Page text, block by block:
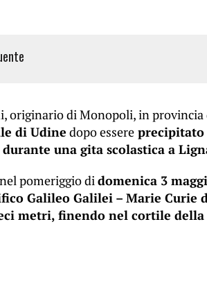
originario di Monopoli, in provincia
di Udine dopo essere precipitato
durante una gita scolastica a
pomeriggio didomenica 3
Galileo Galilei – Marie Curie
metri, finendo nel cortile